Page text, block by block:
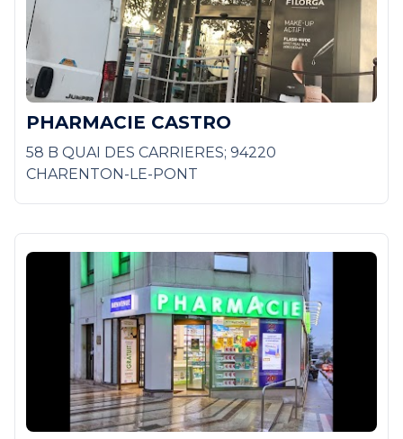
PHARMACIE CASTRO
58 B QUAI DES CARRIERES; 94220
CHARENTON-LE-PONT